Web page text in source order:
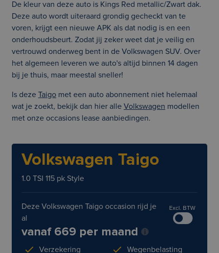
De kleur van deze auto is Kings Red metallic/Zwart dak.
Deze auto wordt uiteraard grondig gecheckt van te
voren, krijgt een nieuwe APK als dat nodig is en een
onderhoudsbeurt. Zodat jij zeker weet dat je veilig en
vertrouwd onderweg bent in de Volkswagen SUV. Over
het algemeen leveren we auto's altijd binnen 14 dagen
bij je thuis, maar meestal sneller!
Is deze Taigo met een auto abonnement niet helemaal
wat je zoekt, bekijk dan hier alle Volkswagen modellen
met onze occasions lease aanbiedingen.
Volkswagen Taigo
1.0 TSI 115 pk Style
Deze Volkswagen Taigo occasion rijd je
al
vanaf 669 per maand
Excl. BTW
Verzekering
Wegenbelasting